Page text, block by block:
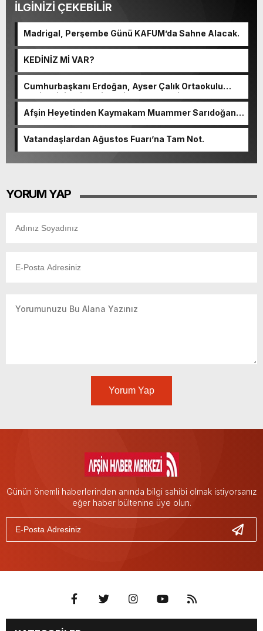
İLGİNİZİ ÇEKEBİLİR
Madrigal, Perşembe Günü KAFUM’da Sahne Alacak.
KEDİNİZ Mİ VAR?
Cumhurbaşkanı Erdoğan, Ayser Çalık Ortaokulu
Şehitlerinin Aileleriyle Bir Araya Geldi.
Afşin Heyetinden Kaymakam Muammer Sarıdoğan’a
Beşikdüzü’nde hayırlı olsun ziyareti.
Vatandaşlardan Ağustos Fuarı’na Tam Not.
YORUM YAP
Yorum Yap
Günün önemli haberlerinden anında bilgi sahibi olmak istiyorsanız
eğer haber bültenine üye olun.